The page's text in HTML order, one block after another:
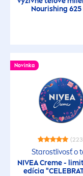
Nourishing 625
Novinka
Starostlivosť o
NIVEACreme-
edícia